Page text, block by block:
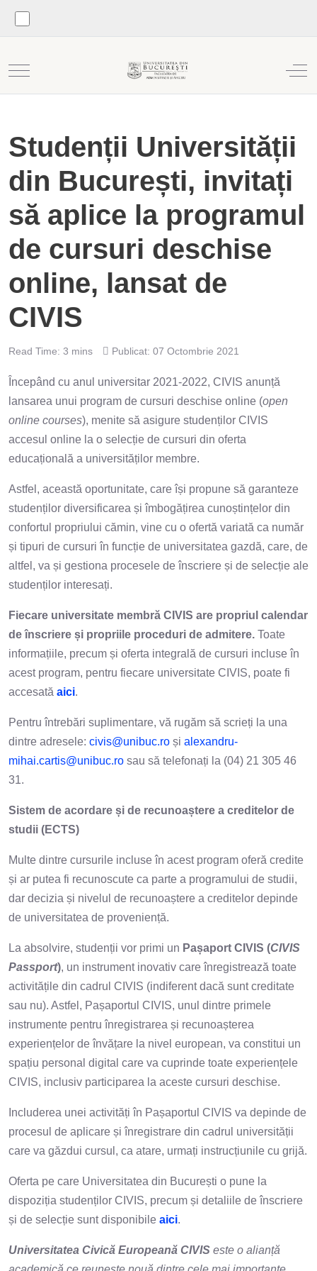
Mobile Menu Toggle Off-
Studenții Universității
din București, invitați
să aplice la programul
de cursuri deschise
online, lansat de
CIVIS
Read Time: 3 mins Publicat: 07 Octombrie 2021
Începând cu anul universitar 2021-2022, CIVIS anunță
lansarea unui program de cursuri deschise online (open
online courses), menite să asigure studenților CIVIS
accesul online la o selecție de cursuri din oferta
educațională a universităților membre.
Astfel, această oportunitate, care își propune să garanteze
studenților diversificarea și îmbogățirea cunoștințelor din
confortul propriului cămin, vine cu o ofertă variată ca număr
și tipuri de cursuri în funcție de universitatea gazdă, care, de
altfel, va și gestiona procesele de înscriere și de selecție ale
studenților interesați.
Fiecare universitate membră CIVIS are propriul calendar
de înscriere și propriile proceduri de admitere. Toate
informațiile, precum și oferta integrală de cursuri incluse în
acest program, pentru fiecare universitate CIVIS, poate fi
accesată aici.
Pentru întrebări suplimentare, vă rugăm să scrieți la una
dintre adresele: civis@unibuc.ro și alexandru-
mihai.cartis@unibuc.ro sau să telefonați la (04) 21 305 46
31.
Sistem de acordare și de recunoaștere a creditelor de
studii (ECTS)
Multe dintre cursurile incluse în acest program oferă credite
și ar putea fi recunoscute ca parte a programului de studii,
dar decizia și nivelul de recunoaștere a creditelor depinde
de universitatea de proveniență.
La absolvire, studenții vor primi un Pașaport CIVIS (CIVIS
Passport), un instrument inovativ care înregistrează toate
activitățile din cadrul CIVIS (indiferent dacă sunt creditate
sau nu). Astfel, Pașaportul CIVIS, unul dintre primele
instrumente pentru înregistrarea și recunoașterea
experiențelor de învățare la nivel european, va constitui un
spațiu personal digital care va cuprinde toate experiențele
CIVIS, inclusiv participarea la aceste cursuri deschise.
Includerea unei activități în Pașaportul CIVIS va depinde de
procesul de aplicare și înregistrare din cadrul universității
care va găzdui cursul, ca atare, urmați instrucțiunile cu grijă.
Oferta pe care Universitatea din București o pune la
dispoziția studenților CIVIS, precum și detaliile de înscriere
și de selecție sunt disponibile aici.
Universitatea Civică Europeană CIVIS este o alianță